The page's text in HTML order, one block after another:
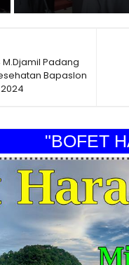
M.Djamil Padang
Bapaslon
"BOFET